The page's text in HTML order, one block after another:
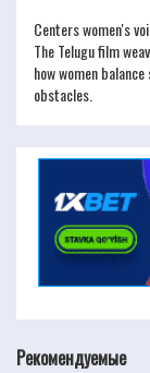
Centers women's
The Telugu film
how women
obstacles.
Рекомендуемые